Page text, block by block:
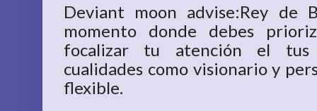
Deviant moon advise:Rey de
momento donde debes
focalizar tu atención el tus
cualidades como visionario y
flexible.